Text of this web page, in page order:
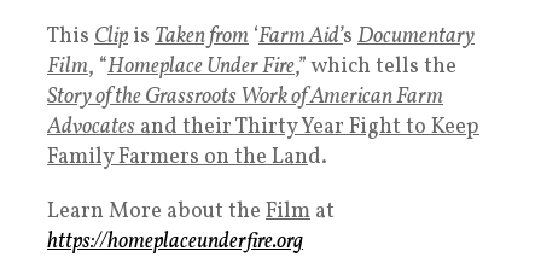
This Clip is Taken from ‘Farm Aid’s Documentary
Film, “Homeplace Under Fire,” which tells the
Story of the Grassroots Work of American Farm
Advocatesand their Thirty Year Fight to Keep
Family Farmers on the Land.
Learn More about the Film at
https://homeplaceunderfire.org